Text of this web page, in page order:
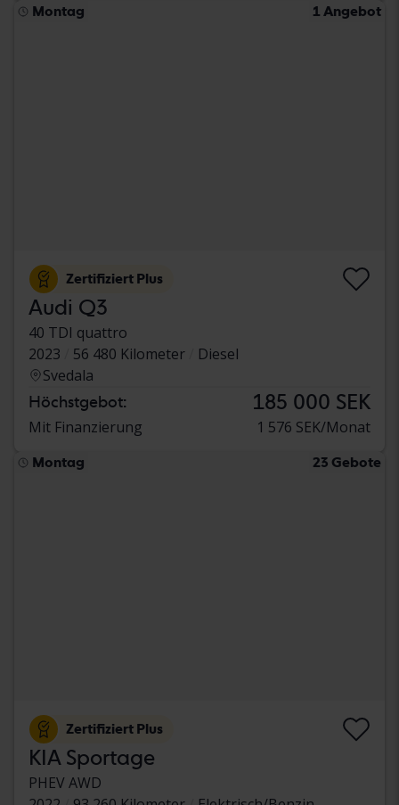
Montag 1 Angebot
Zertifiziert Plus
Audi Q3
40 TDI quattro
2023
56 480 Kilometer
Diesel
Svedala
Höchstgebot: 185 000 SEK
Mit Finanzierung 1 576 SEK/Monat
Montag 23 Gebote
Zertifiziert Plus
KIA Sportage
PHEV AWD